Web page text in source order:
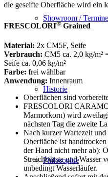
Showroom / Termine
Historie
Philosophie
die geseifte Oberfläche wird ein
FRESCOLORI® Grained
Material: 2x CM5F, Seife
Verbrauch: CM5 ca. 2,0 kg/m²
Seife ca. 0,06 kg/m²
Farbe: frei wählbar
Anwendung: Innenraum
Oberflächen sind
FRESCOLORI
Marmorkorn) wird
nächsten Tag die zweite
Nach kurzer Wartezeit
Oberfläche ist
der Hand nicht mehr ab):
Streichbürste und Wasser
unbedingt Wasserläufer.